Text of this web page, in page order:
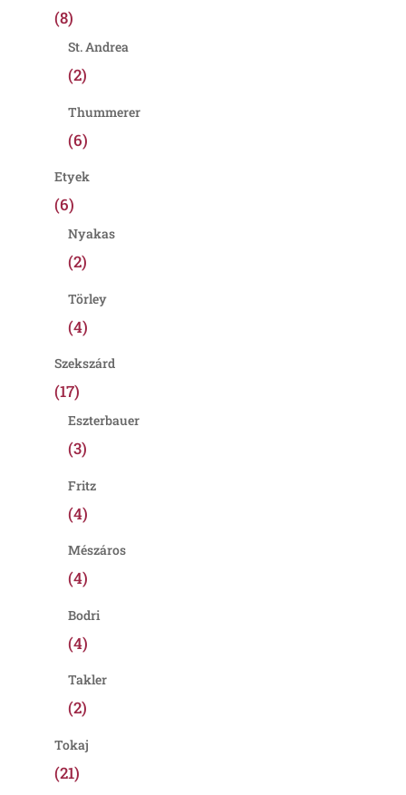
(8)
St. Andrea
(2)
Thummerer
(6)
Etyek
(6)
Nyakas
(2)
Törley
(4)
Szekszárd
(17)
Eszterbauer
(3)
Fritz
(4)
Mészáros
(4)
Bodri
(4)
Takler
(2)
Tokaj
(21)